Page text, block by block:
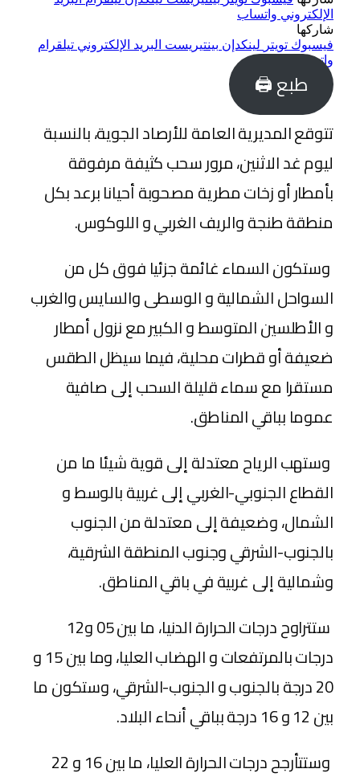
الإلكتروني واتساب
شاركها
فيسبوك تويتر لينكدإن بينتيريست البريد الإلكتروني تيلقرام
واتساب
طبع 🖨
تتوقع المديرية العامة للأرصاد الجوية، بالنسبة
ليوم غد الاثنين، مرور سحب كثيفة مرفوقة
بأمطار أو زخات مطرية مصحوبة أحيانا برعد بكل
منطقة طنجة والريف الغربي و اللوكوس.
وستكون السماء غائمة جزئيا فوق كل من
السواحل الشمالية و الوسطى والسايس والغرب
و الأطلسين المتوسط و الكبير مع نزول أمطار
ضعيفة أو قطرات محلية، فيما سيظل الطقس
مستقرا مع سماء قليلة السحب إلى صافية
عموما بباقي المناطق.
وستهب الرياح معتدلة إلى قوية شيئا ما من
القطاع الجنوبي-الغربي إلى غربية بالوسط و
الشمال، وضعيفة إلى معتدلة من الجنوب
بالجنوب-الشرقي وجنوب المنطقة الشرقية،
وشمالية إلى غربية في باقي المناطق.
ستتراوح درجات الحرارة الدنيا، ما بين 05 و12
درجات بالمرتفعات و الهضاب العليا، وما بين 15 و
20 درجة بالجنوب و الجنوب-الشرقي، وستكون ما
بين 12 و 16 درجة بباقي أنحاء البلاد.
وستتأرجح درجات الحرارة العليا، ما بين 16 و 22